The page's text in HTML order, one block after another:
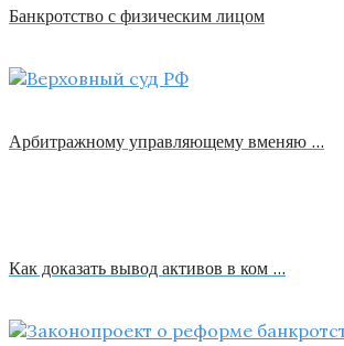
Банкротство с физическим лицом
Арбитражному управляющему вменяю …
Как доказать вывод активов в ком …